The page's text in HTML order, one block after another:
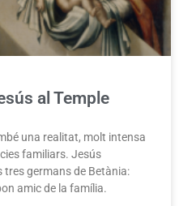
al Temple
una realitat, molt intensa
familiars. Jesús
tres germans de Betània:
amic de la família.